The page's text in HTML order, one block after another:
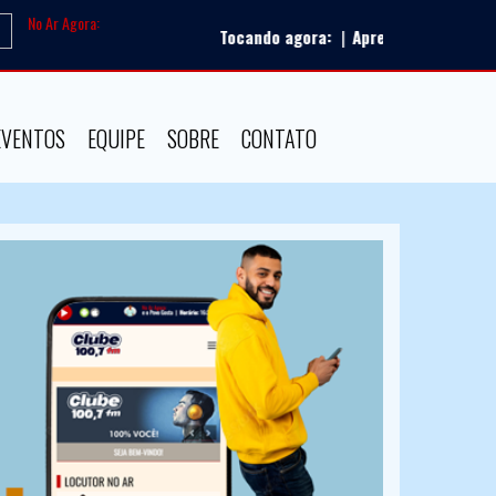
No Ar Agora:
Tocando agora:|Apresentador:
EQUIPE SOBRE CONTATO